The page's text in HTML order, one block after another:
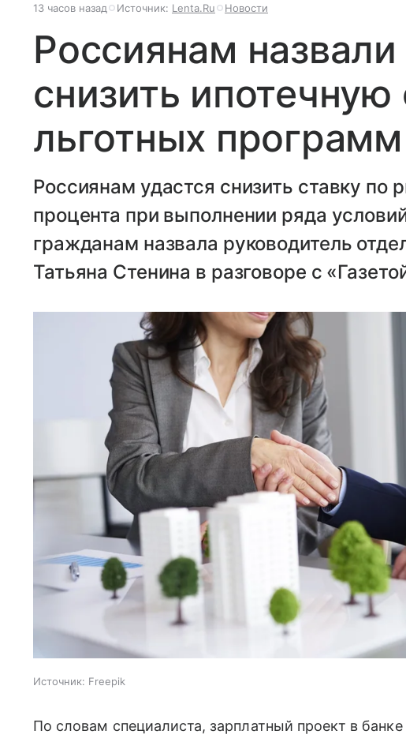
13 часов назад Источник: Lenta.Ru Новости
Россиянам
снизить ипотечную
льготных программ
Россиянам удастся снизить ставку по
процента при выполнении ряда
гражданам назвала руководитель
Татьяна Стенина в разговоре с
Источник: Freepik
По словам специалиста, зарплатный проект в